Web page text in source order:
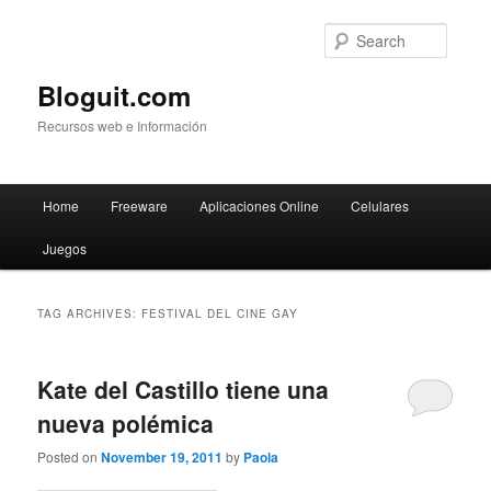
Bloguit.com
Recursos web e Información
Skip
to
Skip
to
Home Freeware Aplicaciones Online Celulares
Juegos
TAG ARCHIVES: FESTIVAL DEL CINE GAY
Kate del Castillo tiene una
nueva polémica
Posted onNovember 19, 2011 by Paola